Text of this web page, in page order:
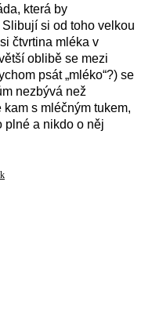
která by
Slibují si od toho velkou
čtvrtina mléka v
oblibě se mezi
psát „mléko“?) se
nezbývá než
s mléčným tukem,
plné a nikdo o něj